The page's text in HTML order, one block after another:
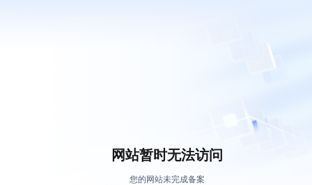
网站暂时无法访问
您的网站未完成备案